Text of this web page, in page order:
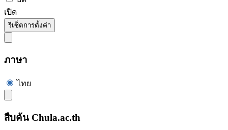
เปิด
รีเซ็ตการตั้งค่า
ภาษา
ไทย
สืบค้น Chula.ac.th